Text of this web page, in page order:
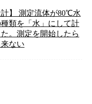
計】 測定流体が80℃水
類を「水」にして計
。測定を開始したら
ない